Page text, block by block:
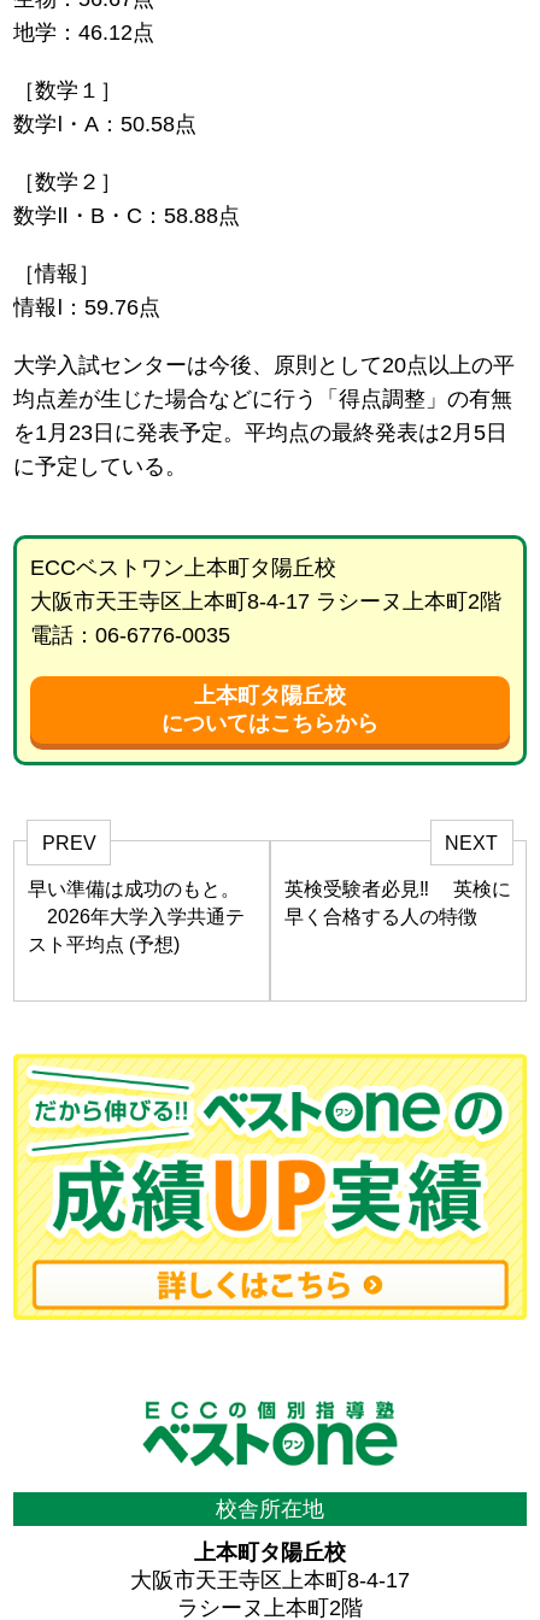
地学：46.12点
［数学１］
数学Ⅰ・A：50.58点
［数学２］
数学Ⅱ・B・C：58.88点
［情報］
情報Ⅰ：59.76点
大学入試センターは今後、原則として20点以上の平
均点差が生じた場合などに行う「得点調整」の有無
を1月23日に発表予定。平均点の最終発表は2月5日
に予定している。
ECCベストワン上本町タ陽丘校
大阪市天王寺区上本町8-4-17 ラシーヌ上本町2階
電話：06-6776-0035
上本町タ陽丘校
についてはこちらから
PREV
早い準備は成功のもと。
2026年大学入学共通テ
スト平均点 (予想)
NEXT
英検受験者必見‼ 英検に
早く合格する人の特徴
校舎所在地
上本町タ陽丘校
大阪市天王寺区上本町8-4-17
ラシーヌ上本町2階